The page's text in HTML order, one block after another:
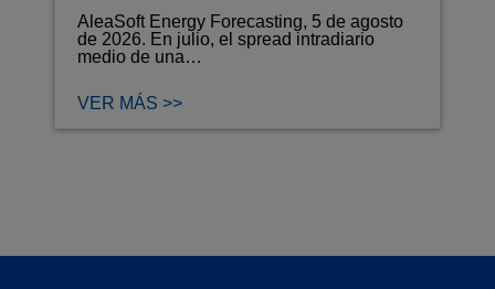
AleaSoft Energy Forecasting, 5 de agosto
de 2026. En julio, el spread intradiario
medio de una…
VER MÁS >>